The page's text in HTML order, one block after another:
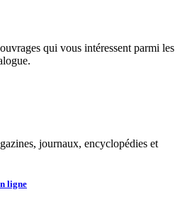
qui vous intéressent parmi les
journaux, encyclopédies et
ligne